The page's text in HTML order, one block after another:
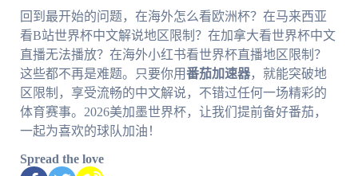
回到最开始的问题，在海外怎么看欧洲杯？在马来西亚
看B站世界杯中文解说地区限制？在加拿大看世界杯中文
直播无法播放？在海外小红书看世界杯直播地区限制？
这些都不再是难题。只要你用番茄加速器，就能突破地
区限制，享受流畅的中文解说，不错过任何一场精彩的
体育赛事。2026美加墨世界杯，让我们提前备好番茄，
一起为喜欢的球队加油！
Spread the love